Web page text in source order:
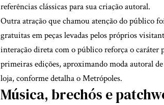
referências clássicas para sua criação autoral.
Outra atração que chamou atenção do público
gratuitas em peças levadas pelos próprios
interação direta com o público reforça o caráter
primeiras edições, aproximando moda autoral
loja, conforme detalha oMetrópoles.
Música, brechós e